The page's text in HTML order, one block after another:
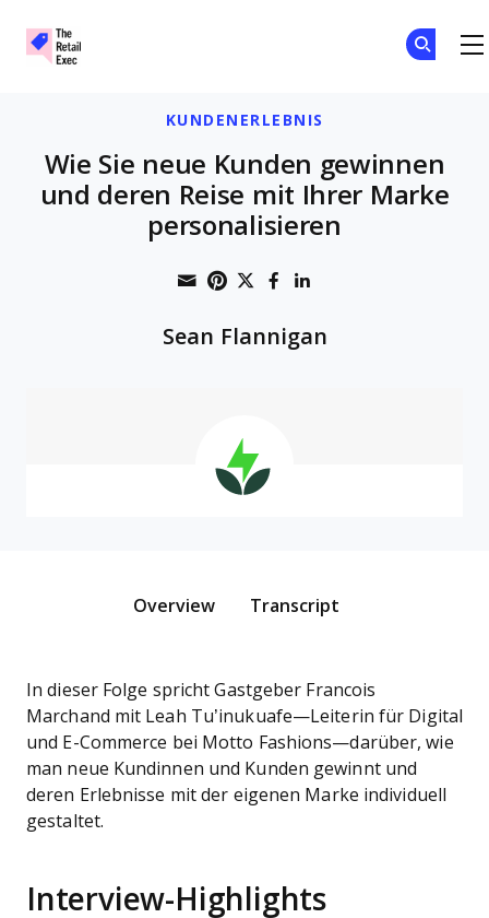
KUNDENERLEBNIS
Wie Sie neue Kunden gewinnen
und deren Reise mit Ihrer Marke
personalisieren
Share through Email
Print this page
Share on Pinterest
Share on Twitter
Share on
Sean Flannigan
Overview Transcript
In dieser Folge spricht Gastgeber Francois
Marchand mit Leah Tu’inukuafe—Leiterin für Digital
und E-Commerce bei Motto Fashions—darüber, wie
man neue Kundinnen und Kunden gewinnt und
deren Erlebnisse mit der eigenen Marke individuell
gestaltet.
Interview-Highlights